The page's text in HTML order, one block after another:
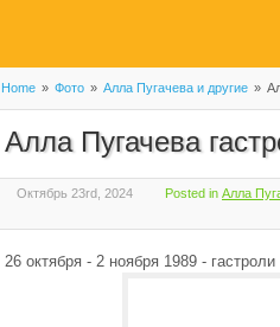
Home » Фото » Алла Пугачева и другие »
Алла Пугачева
Октябрь 23rd, 2024 Posted in Алла
26 октября - 2 ноября 1989 -